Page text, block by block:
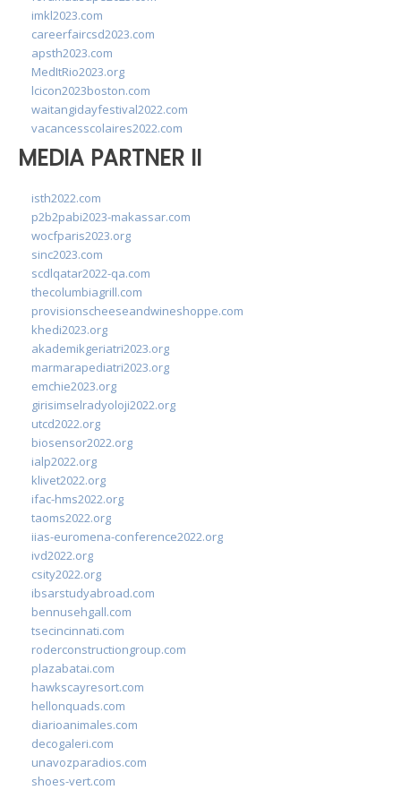
imkl2023.com
careerfaircsd2023.com
apsth2023.com
MedItRio2023.org
lcicon2023boston.com
waitangidayfestival2022.com
vacancesscolaires2022.com
MEDIA PARTNER II
isth2022.com
p2b2pabi2023-makassar.com
wocfparis2023.org
sinc2023.com
scdlqatar2022-qa.com
thecolumbiagrill.com
provisionscheeseandwineshoppe.com
khedi2023.org
akademikgeriatri2023.org
marmarapediatri2023.org
emchie2023.org
girisimselradyoloji2022.org
utcd2022.org
biosensor2022.org
ialp2022.org
klivet2022.org
ifac-hms2022.org
taoms2022.org
iias-euromena-conference2022.org
ivd2022.org
csity2022.org
ibsarstudyabroad.com
bennusehgall.com
tsecincinnati.com
roderconstructiongroup.com
plazabatai.com
hawkscayresort.com
hellonquads.com
diarioanimales.com
decogaleri.com
unavozparadios.com
shoes-vert.com